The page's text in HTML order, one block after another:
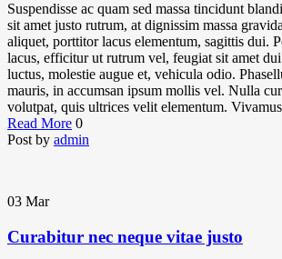
Suspendisse ac quam sed massa tincidunt
sit amet justo rutrum, at dignissim massa
aliquet, porttitor lacus elementum, sagittis dui.
lacus, efficitur ut rutrum vel, feugiat sit amet
luctus, molestie augue et, vehicula odio.
mauris, in accumsan ipsum mollis vel. Nulla
volutpat, quis ultrices velit elementum.
Read More 0
Post by admin
03 Mar
Curabitur nec neque vitae justo